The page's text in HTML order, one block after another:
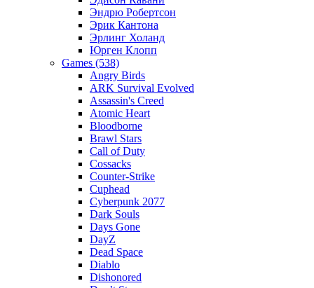
Эндрю Робертсон
Эрик Кантона
Эрлинг Холанд
Юрген Клопп
Games (538)
Angry Birds
ARK Survival Evolved
Assassin's Creed
Atomic Heart
Bloodborne
Brawl Stars
Call of Duty
Cossacks
Counter-Strike
Cuphead
Cyberpunk 2077
Dark Souls
Days Gone
DayZ
Dead Space
Diablo
Dishonored